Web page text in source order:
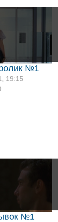
№1
19:15
№1